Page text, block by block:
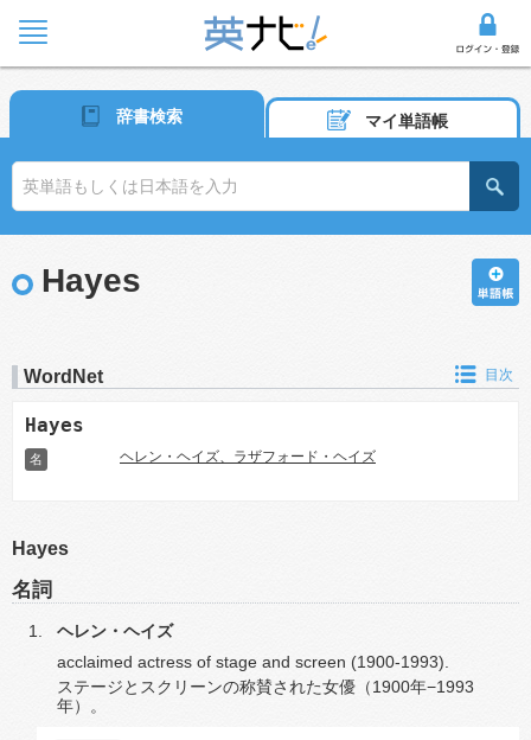
辞書検索 マイ単語帳
Hayes
WordNet 目次
Hayes
名 ヘレン・ヘイズ、ラザフォード・ヘイズ
Hayes
名詞
ヘレン・ヘイズ
acclaimed actress of stage and screen (1900-1993).
ステージとスクリーンの称賛された女優（1900年−1993
年）。